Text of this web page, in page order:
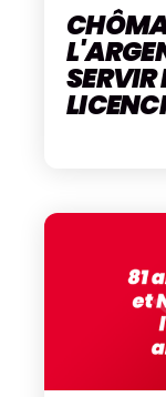
SERVIR